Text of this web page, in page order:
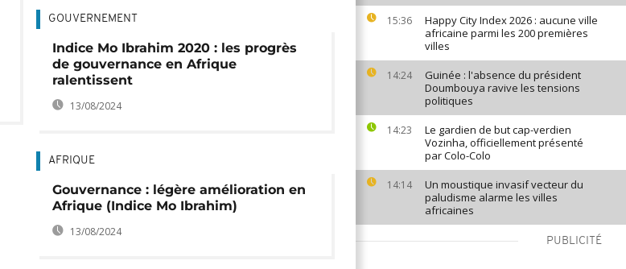
15:36
Happy City Index 2026 : aucune ville
africaine parmi les 200 premières
villes
14:24
Guinée : l'absence du président
Doumbouya ravive les tensions
politiques
14:23
Le gardien de but cap-verdien
Vozinha, officiellement présenté
par Colo-Colo
14:14
Un moustique invasif vecteur du
paludisme alarme les villes
africaines
PUBLICITÉ
GOUVERNEMENT
Indice Mo Ibrahim 2020 : les progrès
de gouvernance en Afrique
ralentissent
13/08/2024
AFRIQUE
Gouvernance : légère amélioration en
Afrique (Indice Mo Ibrahim)
13/08/2024